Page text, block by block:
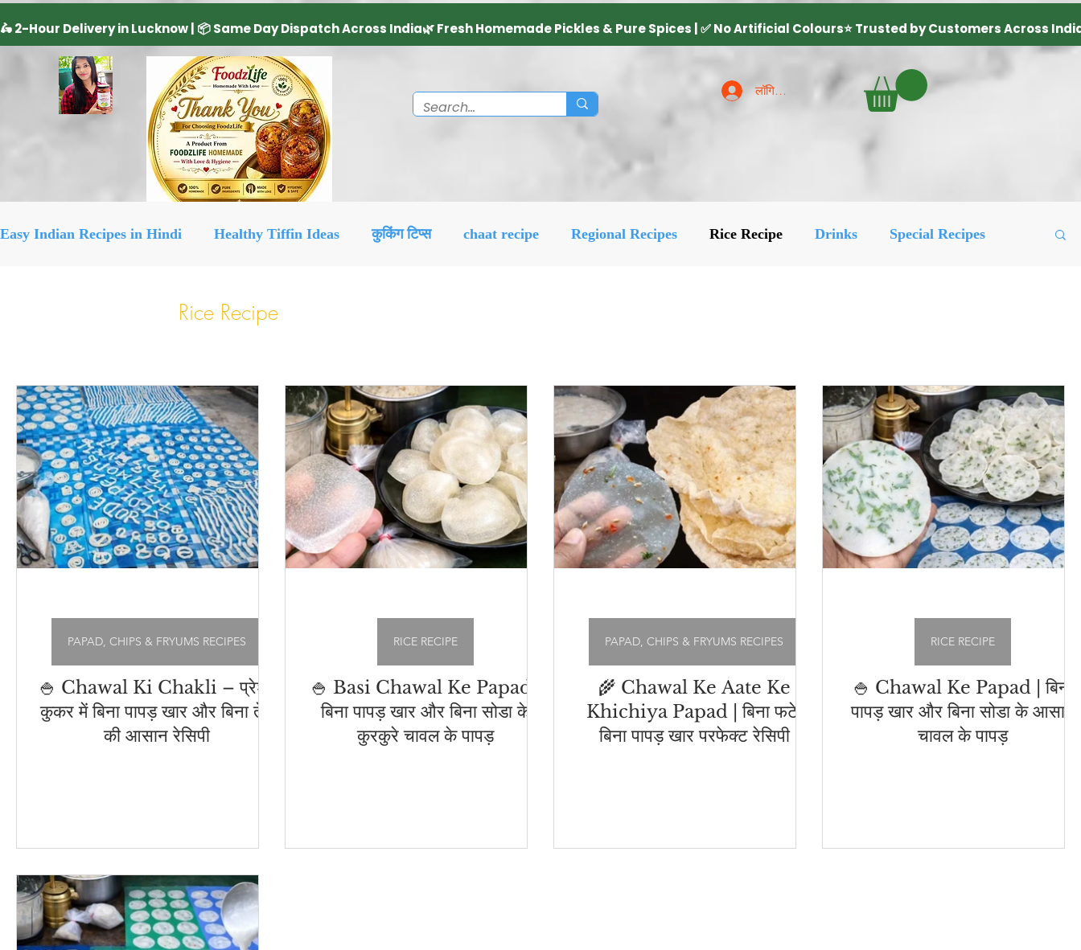
लॉगिन करें
Easy Indian Recipes in Hindi Healthy Tiffin Ideas कुकिंग टिप्स chaat recipe Regional Recipes Rice Recipe Drinks Special Recipes
भारतीय नाश्ते (Indian Snacks) आम का अचार Chutneys & Dips Papad, Chips & Fryums Recipes त्यौहार स्पेशल रेसिपी सब्ज़ी रेसिपीज़
Flatbread Recipes स्वास्थ्य और सौंदर्य नींबू का अचार
Rice Recipe
🍚 Chawal Ki Chakli – प्रेशर
कुकर में बिना पापड़ खार और बिना तेल
की आसान रेसिपी
PAPAD, CHIPS & FRYUMS RECIPES
🍚 Basi Chawal Ke Papad |
बिना पापड़ खार और बिना सोडा के
कुरकुरे चावल के पापड़
RICE RECIPE
🌾 Chawal Ke Aate Ke
Khichiya Papad | बिना फटे,
बिना पापड़ खार परफेक्ट रेसिपी
PAPAD, CHIPS & FRYUMS RECIPES
🍚 Chawal Ke Papad | बिना
पापड़ खार और बिना सोडा के आसान
चावल के पापड़
RICE RECIPE